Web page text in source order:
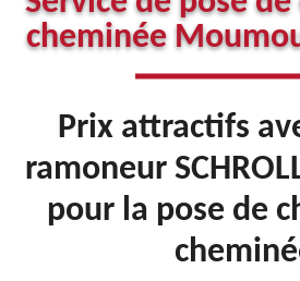
cheminée
Prix attractifs
ramoneur
pour la pose de